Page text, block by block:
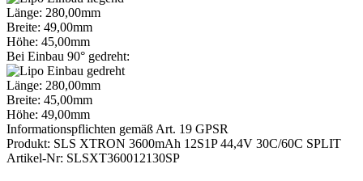
Länge: 280,00mm
Breite: 49,00mm
Höhe: 45,00mm
Bei Einbau 90° gedreht:
Länge: 280,00mm
Breite: 45,00mm
Höhe: 49,00mm
Informationspflichten gemäß Art. 19 GPSR
Produkt: SLS XTRON 3600mAh 12S1P 44,4V 30C/60C SPLIT
Artikel-Nr: SLSXT360012130SP